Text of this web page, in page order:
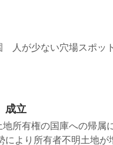
人が少ない穴場スポッ
成立
所有権の国庫への帰属
により所有者不明土地が